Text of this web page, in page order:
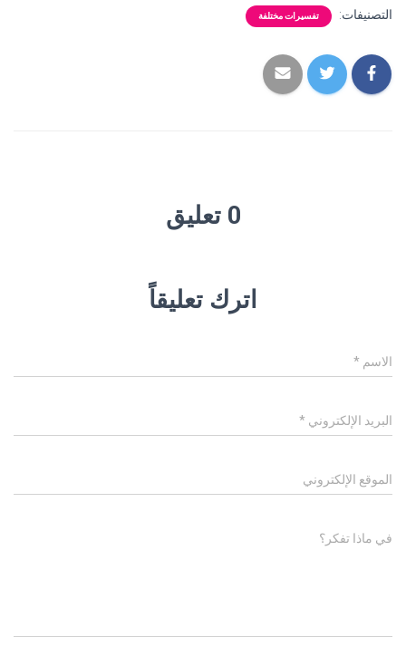
التصنيفات: تفسيرات مختلفة
0 تعليق
اترك تعليقاً
الاسم *
البريد الإلكتروني *
الموقع الإلكتروني
في ماذا تفكر؟